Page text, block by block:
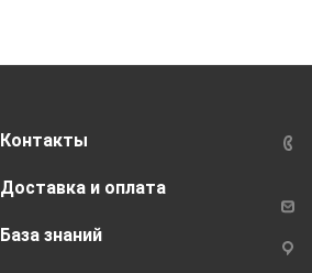
Контакты
Доставка и оплата
База знаний